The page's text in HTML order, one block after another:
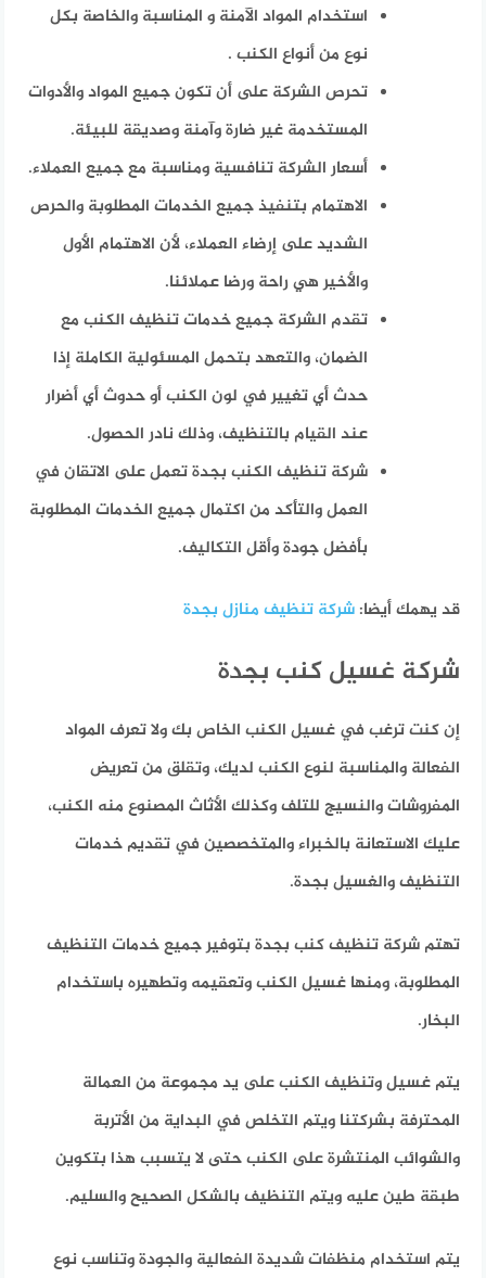
استخدام المواد الآمنة و المناسبة والخاصة بكل
نوع من أنواع الكنب .
تحرص الشركة على أن تكون جميع المواد والأدوات
المستخدمة غير ضارة وآمنة وصديقة للبيئة.
أسعار الشركة تنافسية ومناسبة مع جميع العملاء.
الاهتمام بتنفيذ جميع الخدمات المطلوبة والحرص
الشديد على إرضاء العملاء، لأن الاهتمام الأول
والأخير هي راحة ورضا عملائنا.
تقدم الشركة جميع خدمات تنظيف الكنب مع
الضمان، والتعهد بتحمل المسئولية الكاملة إذا
حدث أي تغيير في لون الكنب أو حدوث أي أضرار
عند القيام بالتنظيف، وذلك نادر الحصول.
شركة تنظيف الكنب بجدة تعمل على الاتقان في
العمل والتأكد من اكتمال جميع الخدمات المطلوبة
بأفضل جودة وأقل التكاليف.
قد يهمك أيضا:شركة تنظيف منازل بجدة
شركة غسيل كنب بجدة
إن كنت ترغب في غسيل الكنب الخاص بك ولا تعرف المواد
الفعالة والمناسبة لنوع الكنب لديك، وتقلق من تعريض
المفروشات والنسيج للتلف وكذلك الأثاث المصنوع منه الكنب،
عليك الاستعانة بالخبراء والمتخصصين في تقديم خدمات
التنظيف والغسيل بجدة.
تهتم شركة تنظيف كنب بجدة بتوفير جميع خدمات التنظيف
المطلوبة، ومنها غسيل الكنب وتعقيمه وتطهيره باستخدام
البخار.
يتم غسيل وتنظيف الكنب على يد مجموعة من العمالة
المحترفة بشركتنا ويتم التخلص في البداية من الأتربة
والشوائب المنتشرة على الكنب حتى لا يتسبب هذا بتكوين
طبقة طين عليه ويتم التنظيف بالشكل الصحيح والسليم.
يتم استخدام منظفات شديدة الفعالية والجودة وتناسب نوع